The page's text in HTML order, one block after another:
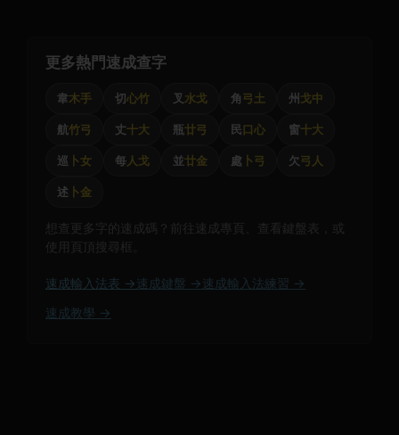
更多熱門速成查字
韋木手 切心竹 叉 水戈 角弓土 州 戈中
航竹弓 丈十大 瓶廿弓 民口心 窗十大
巡 卜女 每人戈 並廿金 處 卜弓 欠弓人
述 卜金
想查更多字的速成碼？前往速成專頁、查看鍵盤表，或
使用頁頂搜尋框。
速成輸入法表 → 速成鍵盤 → 速成輸入法練習 →
速成教學 →